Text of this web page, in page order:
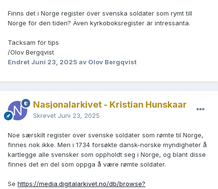
Finns det i Norge register över svenska soldater som rymt till
Norge för den tiden? Även kyrkoboksregister är intressanta.
Tacksam för tips
/Olov Bergqvist
Endret Juni 23, 2025 av Olov Bergqvist
Nasjonalarkivet - Kristian Hunskaar
Skrevet Juni 23, 2025
Noe særskilt register over svenske soldater som rømte til Norge,
finnes nok ikke. Men i 1734 forsøkte dansk-norske myndigheter å
kartlegge alle svensker som oppholdt seg i Norge, og blant disse
finnes det en del som oppga å være rømte soldater.
Se https://media.digitalarkivet.no/db/browse?